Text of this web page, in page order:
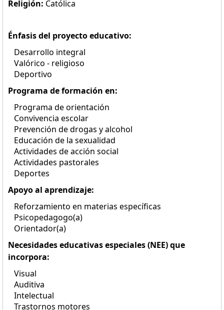
Religión: Católica
Énfasis del proyecto educativo:
Desarrollo integral
Valórico - religioso
Deportivo
Programa de formación en:
Programa de orientación
Convivencia escolar
Prevención de drogas y alcohol
Educación de la sexualidad
Actividades de acción social
Actividades pastorales
Deportes
Apoyo al aprendizaje:
Reforzamiento en materias específicas
Psicopedagogo(a)
Orientador(a)
Necesidades educativas especiales (NEE) que
incorpora:
Visual
Auditiva
Intelectual
Trastornos motores